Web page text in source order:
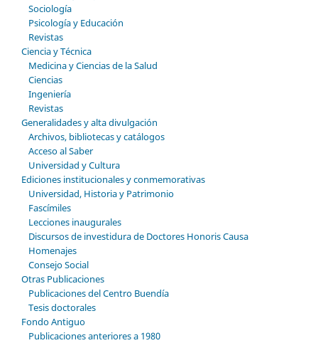
Sociología
Psicología y Educación
Revistas
Ciencia y Técnica
Medicina y Ciencias de la Salud
Ciencias
Ingeniería
Revistas
Generalidades y alta divulgación
Archivos, bibliotecas y catálogos
Acceso al Saber
Universidad y Cultura
Ediciones institucionales y conmemorativas
Universidad, Historia y Patrimonio
Fascímiles
Lecciones inaugurales
Discursos de investidura de Doctores Honoris Causa
Homenajes
Consejo Social
Otras Publicaciones
Publicaciones del Centro Buendía
Tesis doctorales
Fondo Antiguo
Publicaciones anteriores a 1980